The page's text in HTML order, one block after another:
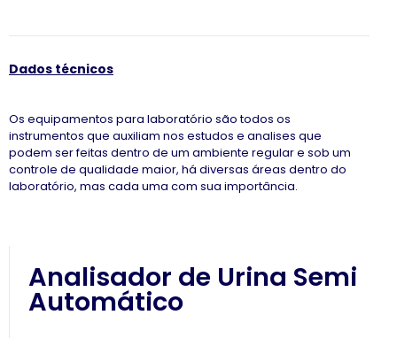
Dados técnicos
Os equipamentos para laboratório são todos os
instrumentos que auxiliam nos estudos e analises que
podem ser feitas dentro de um ambiente regular e sob um
controle de qualidade maior, há diversas áreas dentro do
laboratório, mas cada uma com sua importância.
Analisador de Urina Semi
Automático